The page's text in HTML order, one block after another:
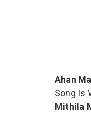
Ahan
Song Is
Mithila